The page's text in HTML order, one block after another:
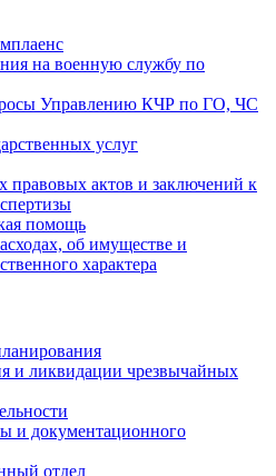
на военную службу по
Управлению КЧР по ГО, ЧС
услуг
актов и заключений к
помощь
об имуществе и
характера
и ликвидации чрезвычайных
и документационного
отдел